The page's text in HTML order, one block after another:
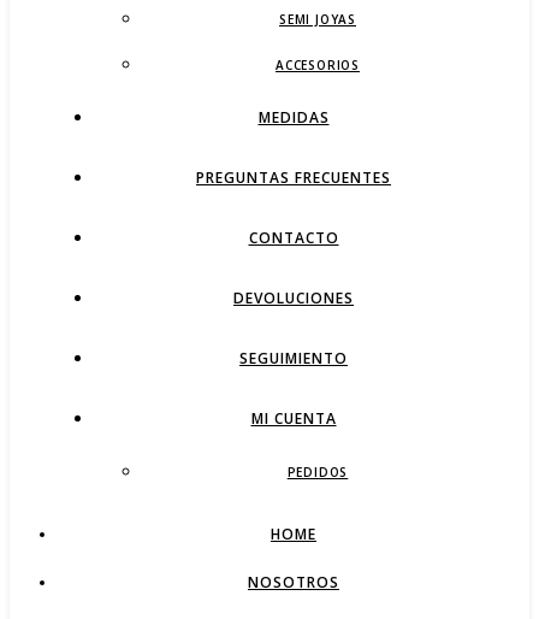
SEMI JOYAS
ACCESORIOS
MEDIDAS
PREGUNTAS FRECUENTES
CONTACTO
DEVOLUCIONES
SEGUIMIENTO
MI CUENTA
PEDIDOS
HOME
NOSOTROS